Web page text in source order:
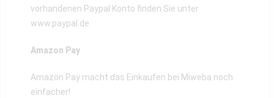
vorhandenen Paypal Konto finden Sie unter
www.paypal.de
Amazon Pay
Amazon Pay macht das Einkaufen bei Miweba noch
einfacher!